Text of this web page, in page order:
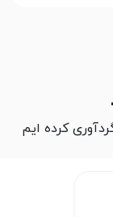
کرده ایم